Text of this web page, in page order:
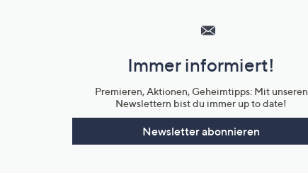
Unternehmensinformationen
Immer informiert!
Premieren, Aktionen, Geheimtipps: Mit unseren
Newslettern bist du immer up to date!
Newsletter abonnieren